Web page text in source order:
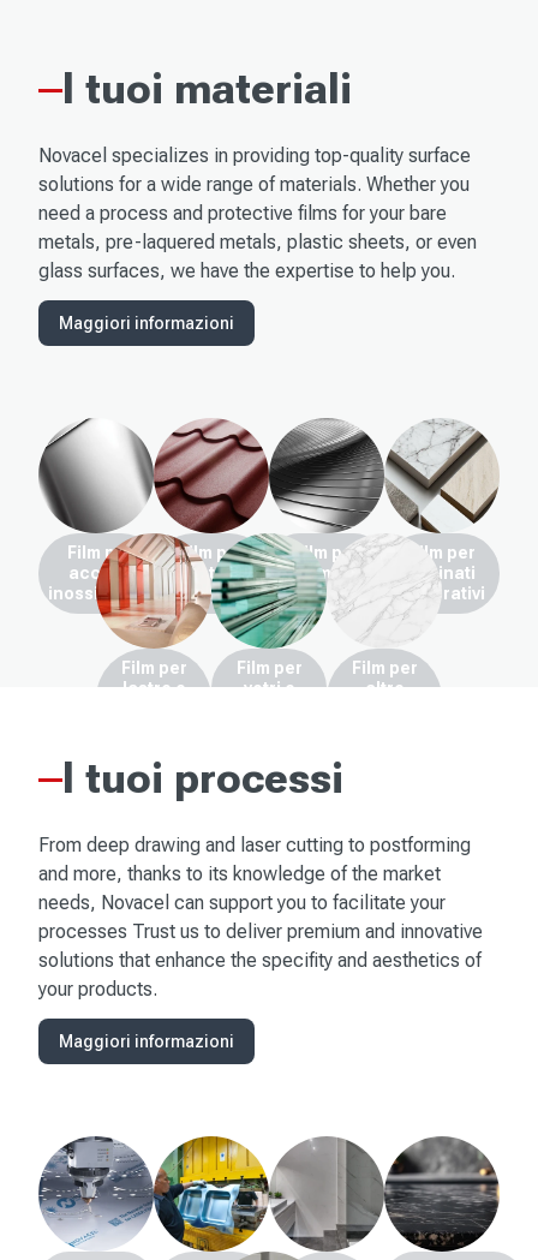
I tuoi materiali
Novacel specializes in providing top-quality surface
solutions for a wide range of materials. Whether you
need a process and protective films for your bare
metals, pre-laquered metals, plastic sheets, or even
glass surfaces, we have the expertise to help you.
Maggiori informazioni
Film per
acciaio
inossidabile
Film per
metalli
prerivestiti
Film per
altri metalli
Film per
laminati
decorativi
Film per
lastre e
Film per
vetri e
Film per
altre
I tuoi processi
From deep drawing and laser cutting to postforming
and more, thanks to its knowledge of the market
needs, Novacel can support you to facilitate your
processes Trust us to deliver premium and innovative
solutions that enhance the specifity and aesthetics of
your products.
Maggiori informazioni